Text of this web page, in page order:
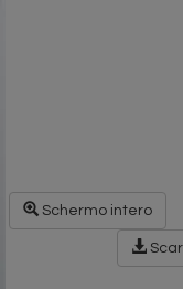
Schermo intero